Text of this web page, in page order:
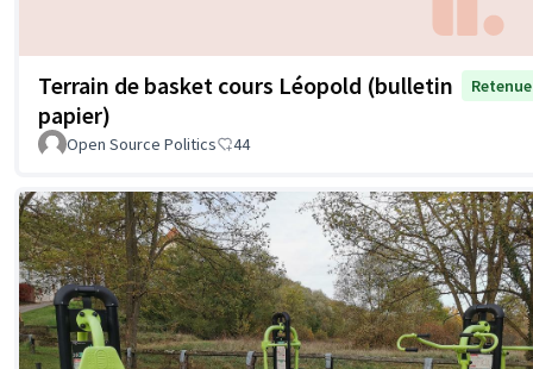
Terrain de basket cours Léopold (bulletin
papier)
Retenue
Open Source Politics 44